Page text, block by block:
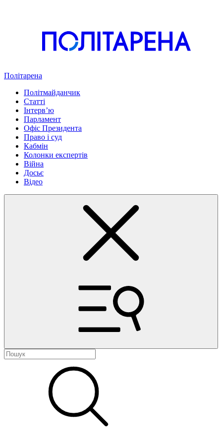
Політарена
Політмайданчик
Статті
Інтервʼю
Парламент
Офіс Президента
Право і суд
Кабмін
Колонки експертів
Війна
Досьє
Відео